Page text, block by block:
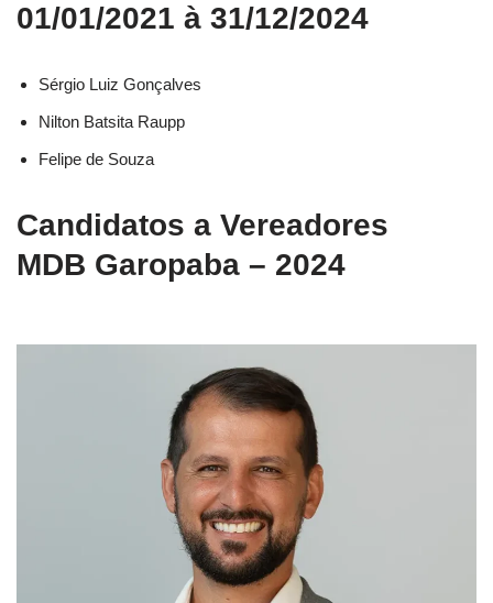
01/01/2021 à 31/12/2024
Sérgio Luiz Gonçalves
Nilton Batsita Raupp
Felipe de Souza
Candidatos a Vereadores
MDB Garopaba – 2024